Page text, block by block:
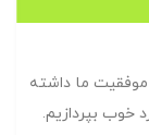
ما داشته
خوب بپردازیم.